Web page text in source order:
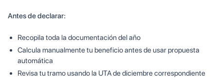
Antes de declarar:
Recopila toda la documentación del año
Calcula manualmente tu beneficio antes de usar propuesta
automática
Revisa tu tramo usando la UTA de diciembre correspondiente